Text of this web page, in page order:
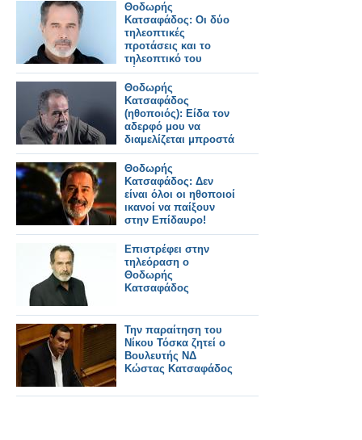
Θοδωρής
Κατσαφάδος: Οι δύο
τηλεοπτικές
προτάσεις και το
τηλεοπτικό του
μέλλον
Θοδωρής
Κατσαφάδος
(ηθοποιός): Είδα τον
αδερφό μου να
διαμελίζεται μπροστά
μου
Θοδωρής
Κατσαφάδος: Δεν
είναι όλοι οι ηθοποιοί
ικανοί να παίξουν
στην Επίδαυρο!
Eπιστρέφει στην
τηλεόραση ο
Θοδωρής
Κατσαφάδος
Την παραίτηση του
Νίκου Τόσκα ζητεί ο
Βουλευτής ΝΔ
Κώστας Κατσαφάδος